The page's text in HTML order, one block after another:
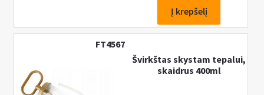
Tepalinė
žarna
Į krepšelį
FT4567
Švirkštas skystam tepalui,
skaidrus 400ml